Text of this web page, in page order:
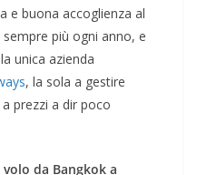
e buona accoglienza al
più ogni anno, e
unica azienda
, la sola a gestire
prezzi a dir poco
volo da Bangkok a